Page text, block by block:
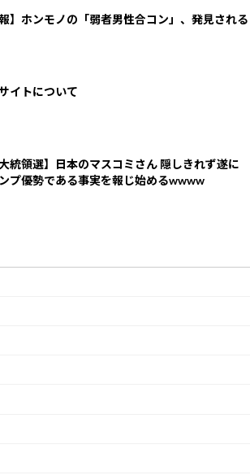
報】ホンモノの「弱者男性合コン」、発見される
イトについて
大統領選】日本のマスコミさん 隠しきれず遂に
プ優勢である事実を報じ始めるwwww